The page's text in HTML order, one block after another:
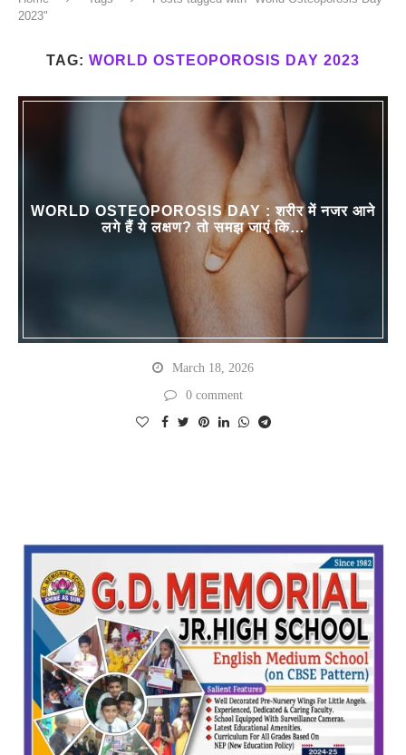
2023"
TAG: WORLD OSTEOPOROSIS DAY 2023
WORLD OSTEOPOROSIS DAY : शरीर में नजर आने
लगे हैं ये लक्षण? तो समझ जाएं कि…
March 18, 2026
0 comment